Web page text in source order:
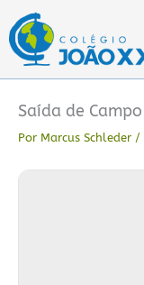
para
conteúdo
Saída de
Por Marcus Schleder /